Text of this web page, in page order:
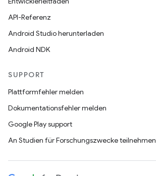
API-Referenz
Android Studio herunterladen
Android NDK
SUPPORT
Plattformfehler melden
Dokumentationsfehler melden
Google Play support
An Studien für Forschungszwecke teilnehmen